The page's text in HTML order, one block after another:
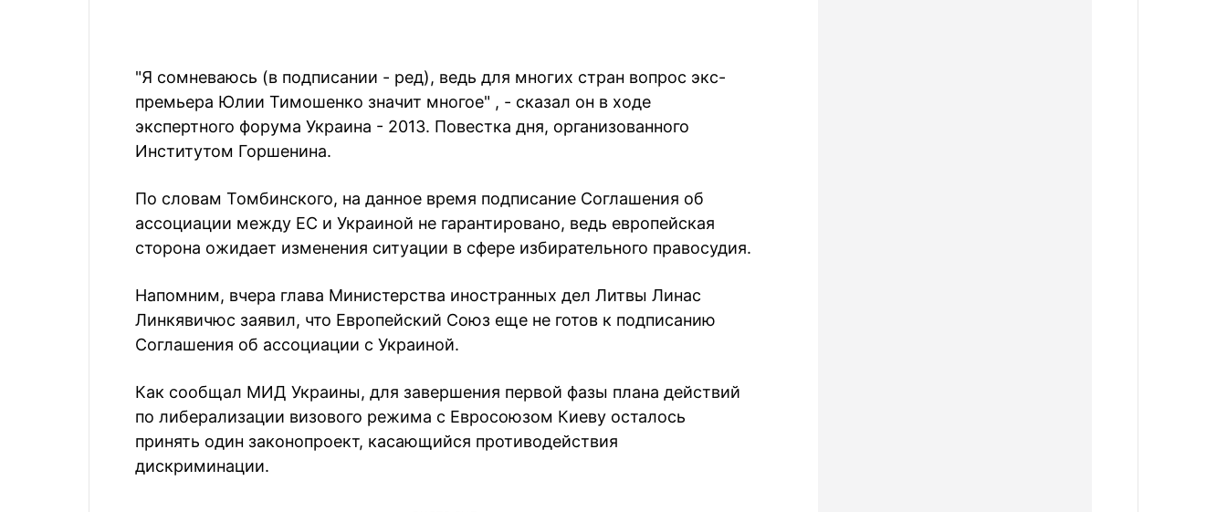
"Я сомневаюсь (в подписании - ред), ведь для многих стран вопрос экс-
премьера Юлии Тимошенко значит многое" , - сказал он в ходе
экспертного форума Украина - 2013. Повестка дня, организованного
Институтом Горшенина.
По словам Томбинского, на данное время подписание Соглашения об
ассоциации между ЕС и Украиной не гарантировано, ведь европейская
сторона ожидает изменения ситуации в сфере избирательного правосудия.
Напомним, вчера глава Министерства иностранных дел Литвы Линас
Линкявичюс заявил, что Европейский Союз еще не готов к подписанию
Соглашения об ассоциации с Украиной.
Как сообщал МИД Украины, для завершения первой фазы плана действий
по либерализации визового режима с Евросоюзом Киеву осталось
принять один законопроект, касающийся противодействия
дискриминации.